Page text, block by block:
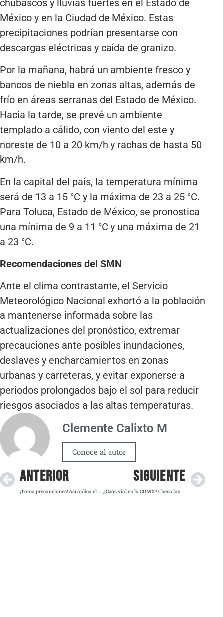
chubascos y lluvias fuertes en el Estado de
México y en la Ciudad de México. Estas
precipitaciones podrían presentarse con
descargas eléctricas y caída de granizo.
Por la mañana, habrá un ambiente fresco y
bancos de niebla en zonas altas, además de
frío en áreas serranas del Estado de México.
Hacia la tarde, se prevé un ambiente
templado a cálido, con viento del este y
noreste de 10 a 20 km/h y rachas de hasta 50
km/h.
En la capital del país, la temperatura mínima
será de 13 a 15 °C y la máxima de 23 a 25 °C.
Para Toluca, Estado de México, se pronostica
una mínima de 9 a 11 °C y una máxima de 21
a 23 °C.
Recomendaciones del SMN
Ante el clima contrastante, el Servicio
Meteorológico Nacional exhortó a la población
a mantenerse informada sobre las
actualizaciones del pronóstico, extremar
precauciones ante posibles inundaciones,
deslaves y encharcamientos en zonas
urbanas y carreteras, y evitar exponerse a
periodos prolongados bajo el sol para reducir
riesgos asociados a las altas temperaturas.
Clemente Calixto M
Conoce al autor
ANTERIOR
¡Toma precauciones! Así aplica el programa Hoy No Circula para este viernes 29 de agosto
SIGUIENTE
¿Caos vial en la CDMX? Checa las marchas y concentraciones de este viernes 29 de agosto